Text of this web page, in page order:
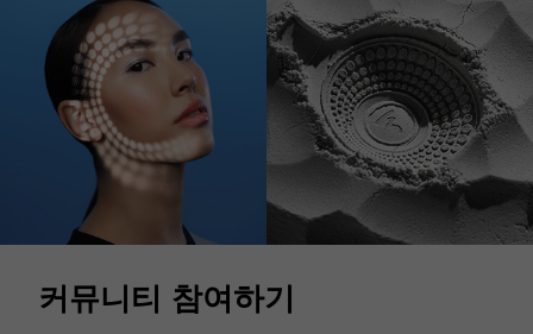
커뮤니티 참여하기